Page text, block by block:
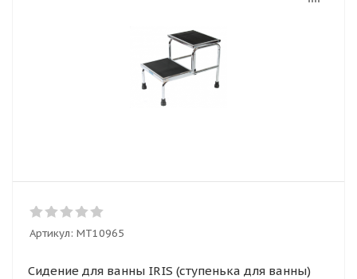
Артикул: MT10965
Сидение для ванны IRIS (ступенька для ванны)